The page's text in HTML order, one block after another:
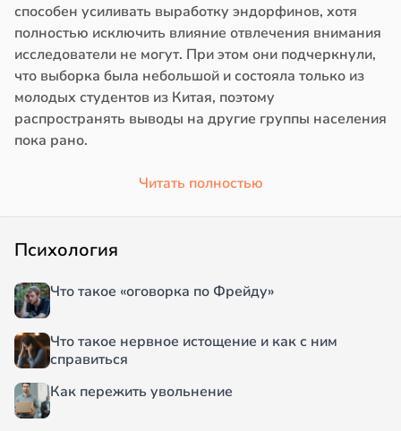
способен усиливать выработку эндорфинов, хотя
полностью исключить влияние отвлечения внимания
исследователи не могут. При этом они подчеркнули,
что выборка была небольшой и состояла только из
молодых студентов из Китая, поэтому
распространять выводы на другие группы населения
пока рано.
Читать полностью
Психология
Что такое «оговорка по Фрейду»
Что такое нервное истощение и как с ним
справиться
Как пережить увольнение